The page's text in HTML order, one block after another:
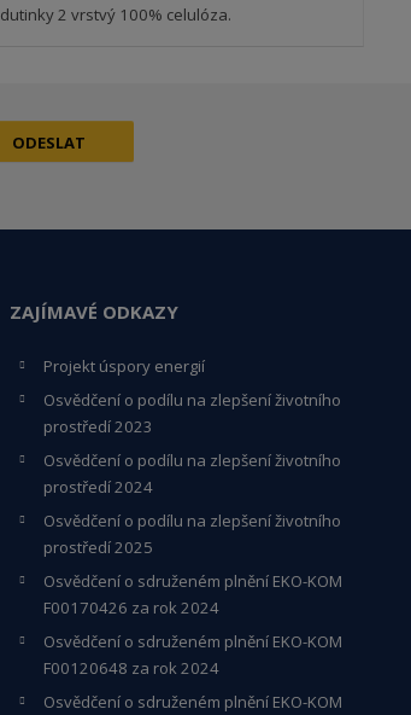
dutinky 2 vrstvý 100% celulóza.
ODESLAT
ZAJÍMAVÉ ODKAZY
Projekt úspory energií
Osvědčení o podílu na zlepšení životního
prostředí 2023
Osvědčení o podílu na zlepšení životního
prostředí 2024
Osvědčení o podílu na zlepšení životního
prostředí 2025
Osvědčení o sdruženém plnění EKO-KOM
F00170426 za rok 2024
Osvědčení o sdruženém plnění EKO-KOM
F00120648 za rok 2024
Osvědčení o sdruženém plnění EKO-KOM